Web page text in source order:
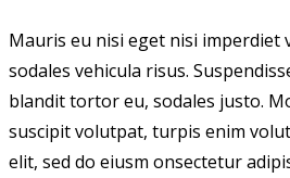
Mauris eu nisi eget nisi imperdiet
sodales vehicula risus.
blandit tortor eu, sodales justo.
suscipit volutpat, turpis enim
elit, sed do eiusm onsectetur